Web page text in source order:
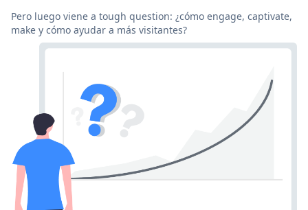
Pero luego viene a tough question: ¿cómo engage, captivate,
make y cómo ayudar a más visitantes?